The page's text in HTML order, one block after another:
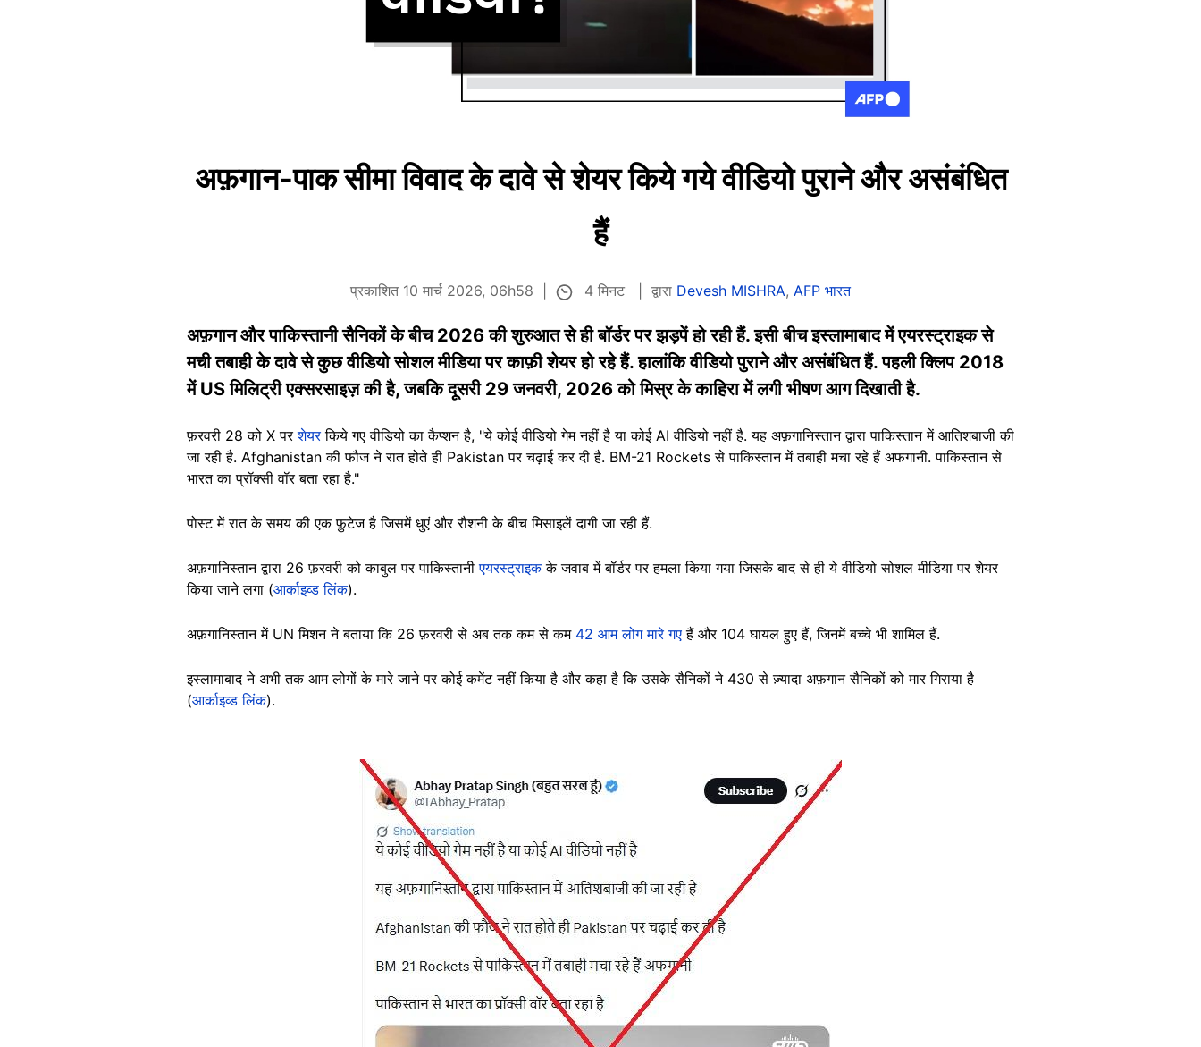
अफ़गान-पाक सीमा विवाद के दावे से शेयर किये गये वीडियो पुराने और असंबंधित
हैं
प्रकाशित 10 मार्च 2026, 06h58 4 मिनट द्वारा Devesh MISHRA, AFP भारत
अफ़गान और पाकिस्तानी सैनिकों के बीच 2026 की शुरुआत से ही बॉर्डर पर झड़पें हो रही हैं. इसी बीच इस्लामाबाद में एयरस्ट्राइक से
मची तबाही के दावे से कुछ वीडियो सोशल मीडिया पर काफ़ी शेयर हो रहे हैं. हालांकि वीडियो पुराने और असंबंधित हैं. पहली क्लिप 2018
में US मिलिट्री एक्सरसाइज़ की है, जबकि दूसरी 29 जनवरी, 2026 को मिस्र के काहिरा में लगी भीषण आग दिखाती है.
फ़रवरी 28 को X परशेयरकिये गए वीडियो का कैप्शन है, "ये कोई वीडियो गेम नहीं है या कोई AI वीडियो नहीं है. यह अफ़गानिस्तान द्वारा पाकिस्तान में आतिशबाजी की
जा रही है. Afghanistan की फौज ने रात होते ही Pakistan पर चढ़ाई कर दी है. BM-21 Rockets से पाकिस्तान में तबाही मचा रहे हैं अफगानी. पाकिस्तान से
भारत का प्रॉक्सी वॉर बता रहा है."
पोस्ट में रात के समय की एक फ़ुटेज है जिसमें धुएं और रौशनी के बीच मिसाइलें दागी जा रही हैं.
अफ़गानिस्तान द्वारा 26 फ़रवरी को काबुल पर पाकिस्तानीएयरस्ट्राइकके जवाब में बॉर्डर पर हमला किया गया जिसके बाद से ही ये वीडियो सोशल मीडिया पर शेयर
किया जाने लगा (आर्काइव्ड लिंक).
अफ़गानिस्तान में UN मिशन ने बताया कि 26 फ़रवरी से अब तक कम से कम 42 आम लोग मारे गए हैं और 104 घायल हुए हैं, जिनमें बच्चे भी शामिल हैं.
इस्लामाबाद ने अभी तक आम लोगों के मारे जाने पर कोई कमेंट नहीं किया है और कहा है कि उसके सैनिकों ने 430 से ज़्यादा अफ़गान सैनिकों को मार गिराया है
(आर्काइव्ड लिंक).